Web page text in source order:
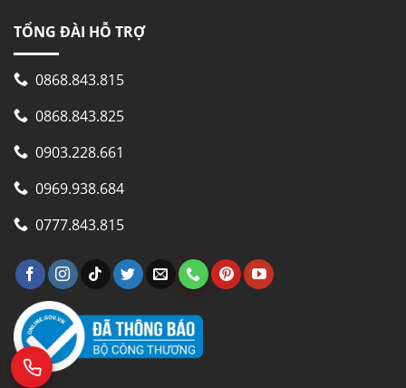
BÁNH XE
Tủ đông nắp kính Sanaky VH-4899K có trang bị
bánh xe thuận tiện cho việc di chuyển tủ vì tủ
đông sở hữu trọng lượng lớn, tủ đông gây
nhiều khó khăn khi vận chuyển.
TỔNG ĐÀI HỖ TRỢ
0868.843.815
0868.843.825
0903.228.661
0969.938.684
0777.843.815